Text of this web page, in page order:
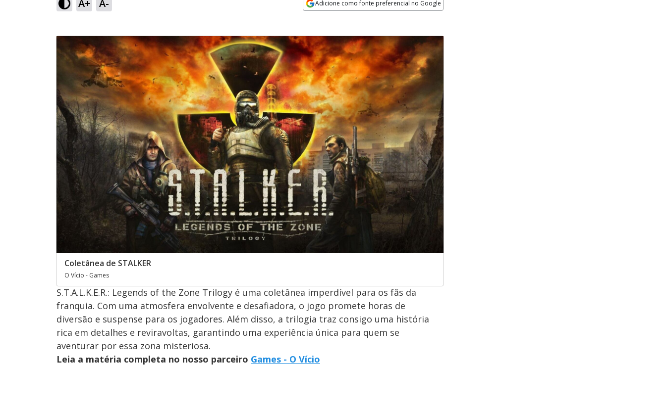
A+ A- Adicione como fonte preferencial no Google
Coletânea de STALKER
O Vício - Games
S.T.A.L.K.E.R.: Legends of the Zone Trilogy é uma coletânea imperdível para os fãs da
franquia. Com uma atmosfera envolvente e desafiadora, o jogo promete horas de
diversão e suspense para os jogadores. Além disso, a trilogia traz consigo uma história
rica em detalhes e reviravoltas, garantindo uma experiência única para quem se
aventurar por essa zona misteriosa.
Leia a matéria completa no nosso parceiro Games - O Vício